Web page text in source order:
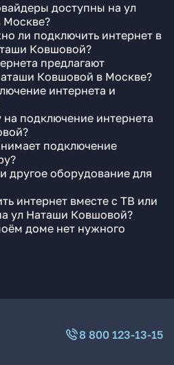
доступны на ул
ли подключить интернет в
Ковшовой?
предлагают
Ковшовой в Москве?
интернета и
на подключение интернета
подключение
другое оборудование для
интернет вместе с ТВ или
ул Наташи Ковшовой?
доме нет нужного
8 800 123-13-15